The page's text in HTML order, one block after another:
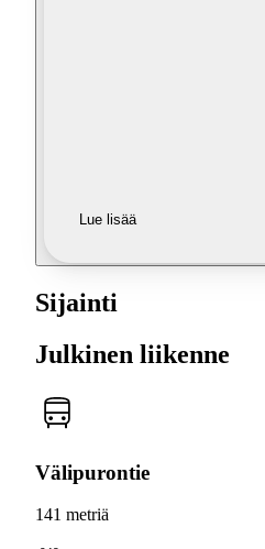
Lue lisää
Sijainti
Julkinen liikenne
Välipurontie
141 metriä